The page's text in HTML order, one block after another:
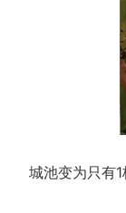
城池变为只有1